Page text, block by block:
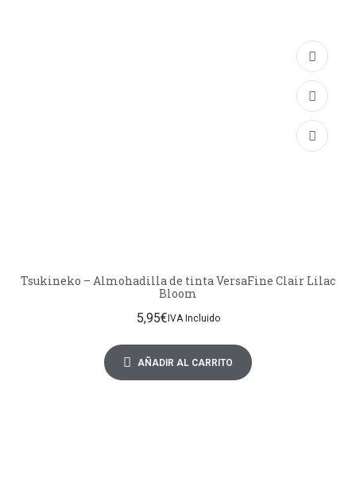
Tsukineko – Almohadilla de tinta VersaFine Clair Lilac
Bloom
5,95€IVA Incluido
AÑADIR AL CARRITO